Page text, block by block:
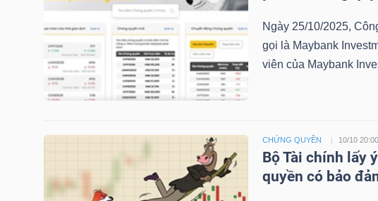
Ngày 25/10/2025,
gọi là Maybank
viên của Maybank
CHỨNG QUYỀN 10/10 20:00
Bộ Tài chính lấy
quyền có bảo
PHIẾU